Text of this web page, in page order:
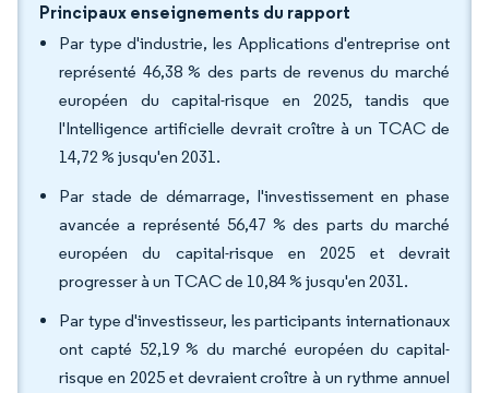
Principaux enseignements du rapport
Par type d'industrie, les Applications d'entreprise ont
représenté 46,38 % des parts de revenus du marché
européen du capital-risque en 2025, tandis que
l'Intelligence artificielle devrait croître à un TCAC de
14,72 % jusqu'en 2031.
Par stade de démarrage, l'investissement en phase
avancée a représenté 56,47 % des parts du marché
européen du capital-risque en 2025 et devrait
progresser à un TCAC de 10,84 % jusqu'en 2031.
Par type d'investisseur, les participants internationaux
ont capté 52,19 % du marché européen du capital-
risque en 2025 et devraient croître à un rythme annuel